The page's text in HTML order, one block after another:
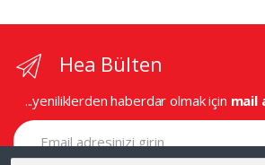
Hea Bülten
...yeniliklerden haberdar olmak için mail